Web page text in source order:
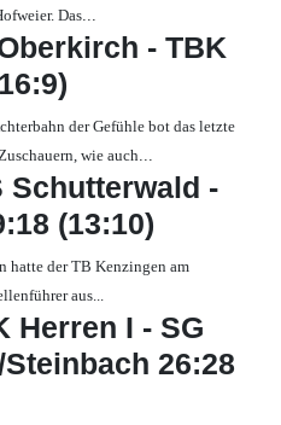
Das
- TBK
der Gefühle bot das letzte
wie auch
Schutterwald -
(13:10)
hatte der TB Kenzingen am
aus
Herren I - SG
26:28